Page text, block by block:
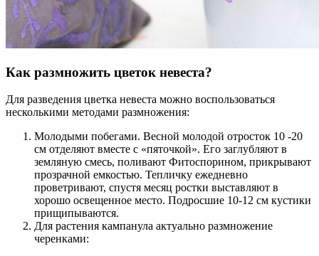
Как размножить цветок невеста?
Для разведения цветка невеста можно воспользоваться
несколькими методами размножения:
Молодыми побегами. Весной молодой отросток 10 -20
см отделяют вместе с «пяточкой». Его заглубляют в
земляную смесь, поливают Фитоспорином, прикрывают
прозрачной емкостью. Тепличку ежедневно
проветривают, спустя месяц ростки выставляют в
хорошо освещенное место. Подросшие 10-12 см кустики
прищипываются.
Для растения кампанула актуально размножение
черенками: